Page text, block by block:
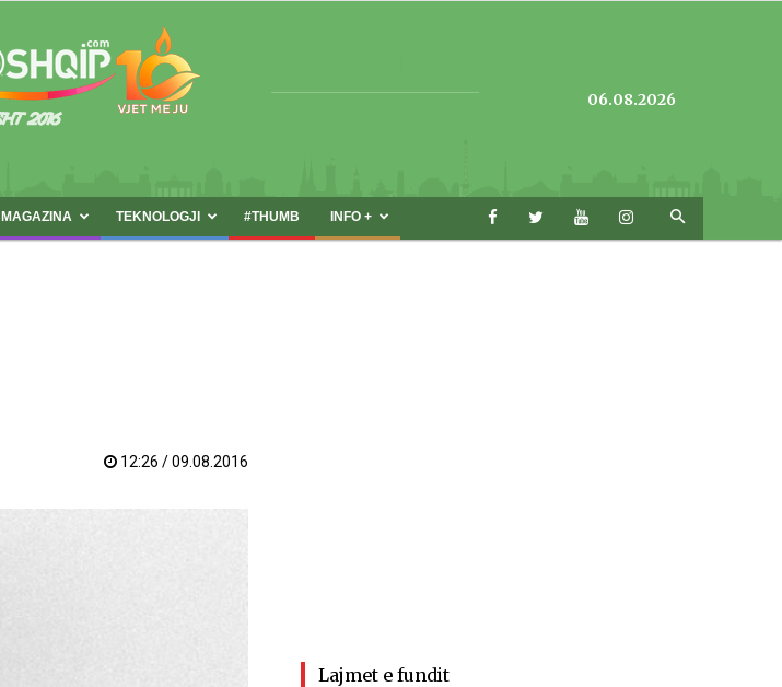
INFOSHQIP.COM
06.08.2026
MAGAZINA TEKNOLOGJI #THUMB INFO +
12:26 / 09.08.2016
Lajmet e fundit